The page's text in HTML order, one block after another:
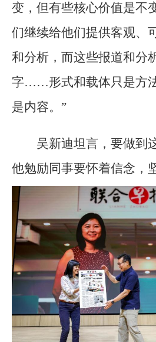
变，但有些核心价值是不
们继续给他们提供客观、
和分析，而这些报道和分
字……形式和载体只是方
是内容。”
吴新迪坦言，要做到
他勉励同事要怀着信念，